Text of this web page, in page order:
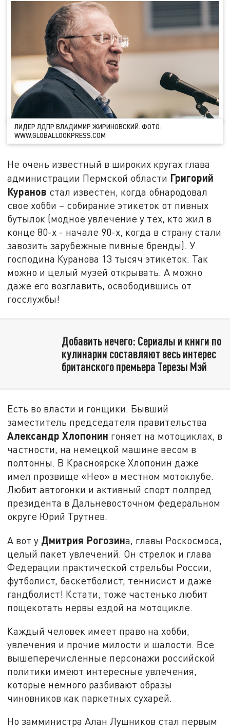
ЛИДЕР ЛДПР ВЛАДИМИР ЖИРИНОВСКИЙ. ФОТО:
WWW.GLOBALLOOKPRESS.COM
Не очень известный в широких кругах глава
администрации Пермской области Григорий
Куранов стал известен, когда обнародовал
свое хобби – собирание этикеток от пивных
бутылок (модное увлечение у тех, кто жил в
конце 80-х - начале 90-х, когда в страну стали
завозить зарубежные пивные бренды). У
господина Куранова 13 тысяч этикеток. Так
можно и целый музей открывать. А можно
даже его возглавить, освободившись от
госслужбы!
Добавить нечего: Сериалы и книги по
кулинарии составляют весь интерес
британского премьера Терезы Мэй
Есть во власти и гонщики. Бывший
заместитель председателя правительства
Александр Хлопонин гоняет на мотоциклах, в
частности, на немецкой машине весом в
полтонны. В Красноярске Хлопонин даже
имел прозвище «Нео» в местном мотоклубе.
Любит автогонки и активный спорт полпред
президента в Дальневосточном федеральном
округе Юрий Трутнев.
А вот у Дмитрия Рогозина, главы Роскосмоса,
целый пакет увлечений. Он стрелок и глава
Федерации практической стрельбы России,
футболист, баскетболист, теннисист и даже
гандболист! Кстати, тоже частенько любит
пощекотать нервы ездой на мотоцикле.
Каждый человек имеет право на хобби,
увлечения и прочие милости и шалости. Все
вышеперечисленные персонажи российской
политики имеют интересные увлечения,
которые немного разбивают образы
чиновников как паркетных сухарей.
Но замминистра Алан Лушников стал первым